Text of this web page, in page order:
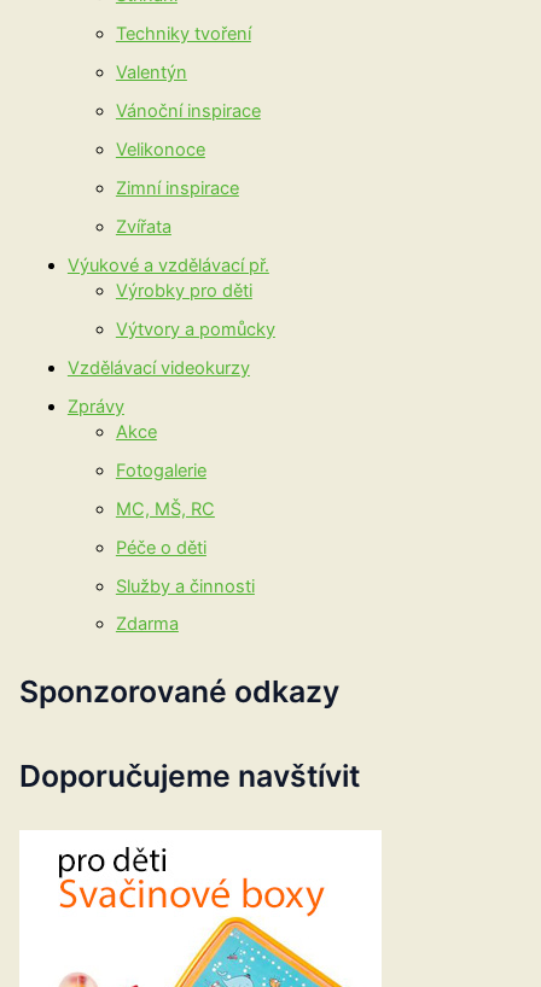
Techniky tvoření
Valentýn
Vánoční inspirace
Velikonoce
Zimní inspirace
Zvířata
Výukové a vzdělávací př.
Výrobky pro děti
Výtvory a pomůcky
Vzdělávací videokurzy
Zprávy
Akce
Fotogalerie
MC, MŠ, RC
Péče o děti
Služby a činnosti
Zdarma
Sponzorované odkazy
Doporučujeme navštívit